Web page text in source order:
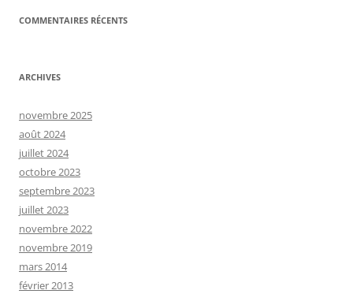
COMMENTAIRES RÉCENTS
ARCHIVES
novembre 2025
août 2024
juillet 2024
octobre 2023
septembre 2023
juillet 2023
novembre 2022
novembre 2019
mars 2014
février 2013